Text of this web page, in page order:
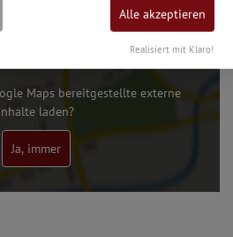
Maps bereitgestellte externe
laden?
Ja, immer
Alle akzeptieren
Realisiert mit Klaro!